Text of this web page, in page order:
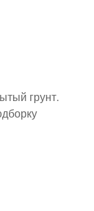
грунт.